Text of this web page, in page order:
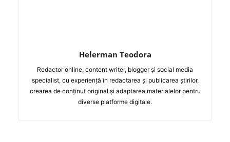
Helerman Teodora
Redactor online, content writer, blogger și social media
specialist, cu experiență în redactarea și publicarea știrilor,
crearea de conținut original și adaptarea materialelor pentru
diverse platforme digitale.